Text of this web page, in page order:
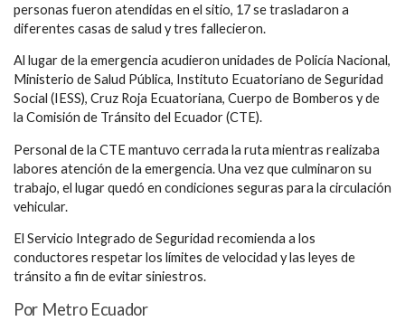
personas fueron atendidas en el sitio, 17 se trasladaron a
diferentes casas de salud y tres fallecieron.
Al lugar de la emergencia acudieron unidades de Policía Nacional,
Ministerio de Salud Pública, Instituto Ecuatoriano de Seguridad
Social (IESS), Cruz Roja Ecuatoriana, Cuerpo de Bomberos y de
la Comisión de Tránsito del Ecuador (CTE).
Personal de la CTE mantuvo cerrada la ruta mientras realizaba
labores atención de la emergencia. Una vez que culminaron su
trabajo, el lugar quedó en condiciones seguras para la circulación
vehicular.
El Servicio Integrado de Seguridad recomienda a los
conductores respetar los límites de velocidad y las leyes de
tránsito a fin de evitar siniestros.
Por Metro Ecuador